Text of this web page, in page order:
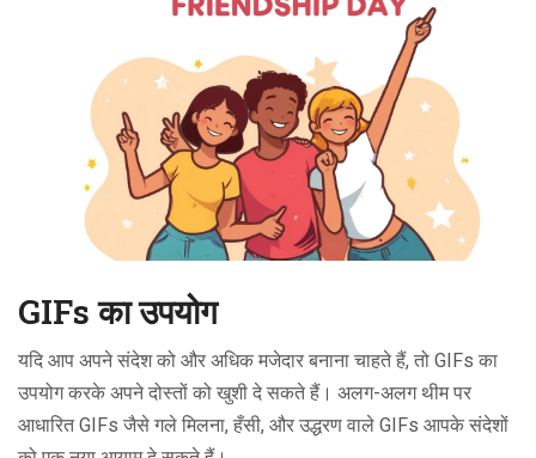
GIFs का उपयोग
यदि आप अपने संदेश को और अधिक मजेदार बनाना चाहते हैं, तो GIFs का
उपयोग करके अपने दोस्तों को खुशी दे सकते हैं। अलग-अलग थीम पर
आधारित GIFs जैसे गले मिलना, हँसी, और उद्धरण वाले GIFs आपके संदेशों